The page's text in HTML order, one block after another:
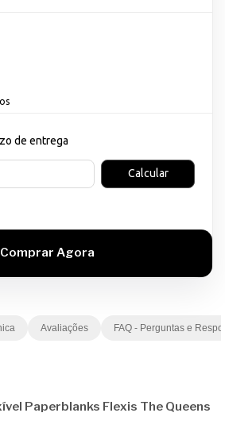
de entrega
Calcular
Avaliações FAQ - Perguntas e
Paperblanks Flexis The Queens